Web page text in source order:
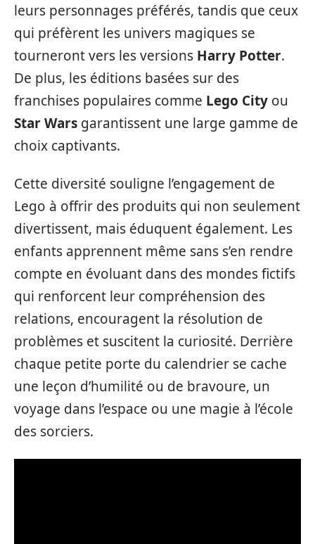
leurs personnages préférés, tandis que ceux
qui préfèrent les univers magiques se
tourneront vers les versions Harry Potter.
De plus, les éditions basées sur des
franchises populaires comme Lego City ou
Star Wars garantissent une large gamme de
choix captivants.
Cette diversité souligne l’engagement de
Lego à offrir des produits qui non seulement
divertissent, mais éduquent également. Les
enfants apprennent même sans s’en rendre
compte en évoluant dans des mondes fictifs
qui renforcent leur compréhension des
relations, encouragent la résolution de
problèmes et suscitent la curiosité. Derrière
chaque petite porte du calendrier se cache
une leçon d’humilité ou de bravoure, un
voyage dans l’espace ou une magie à l’école
des sorciers.